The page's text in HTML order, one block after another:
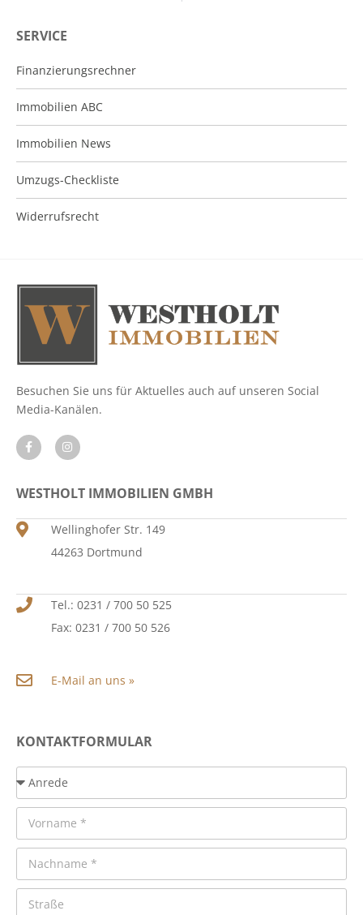
SERVICE
Finanzierungsrechner
Immobilien ABC
Immobilien News
Umzugs-Checkliste
Widerrufsrecht
Besuchen Sie uns für Aktuelles auch auf unseren Social
Media-Kanälen.
WESTHOLT IMMOBILIEN GMBH
Wellinghofer Str. 149
44263 Dortmund
Tel.: 0231 / 700 50 525
Fax: 0231 / 700 50 526
E-Mail an uns »
KONTAKTFORMULAR